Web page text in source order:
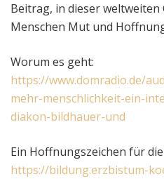
Beitrag, in dieser weltweiten
Menschen Mut und
Worum es geht:
https://www.domradio.de/
mehr-menschlichkeit-ein-
diakon-bildhauer-und
Ein Hoffnungszeichen für
https://bildung.erzbistum-